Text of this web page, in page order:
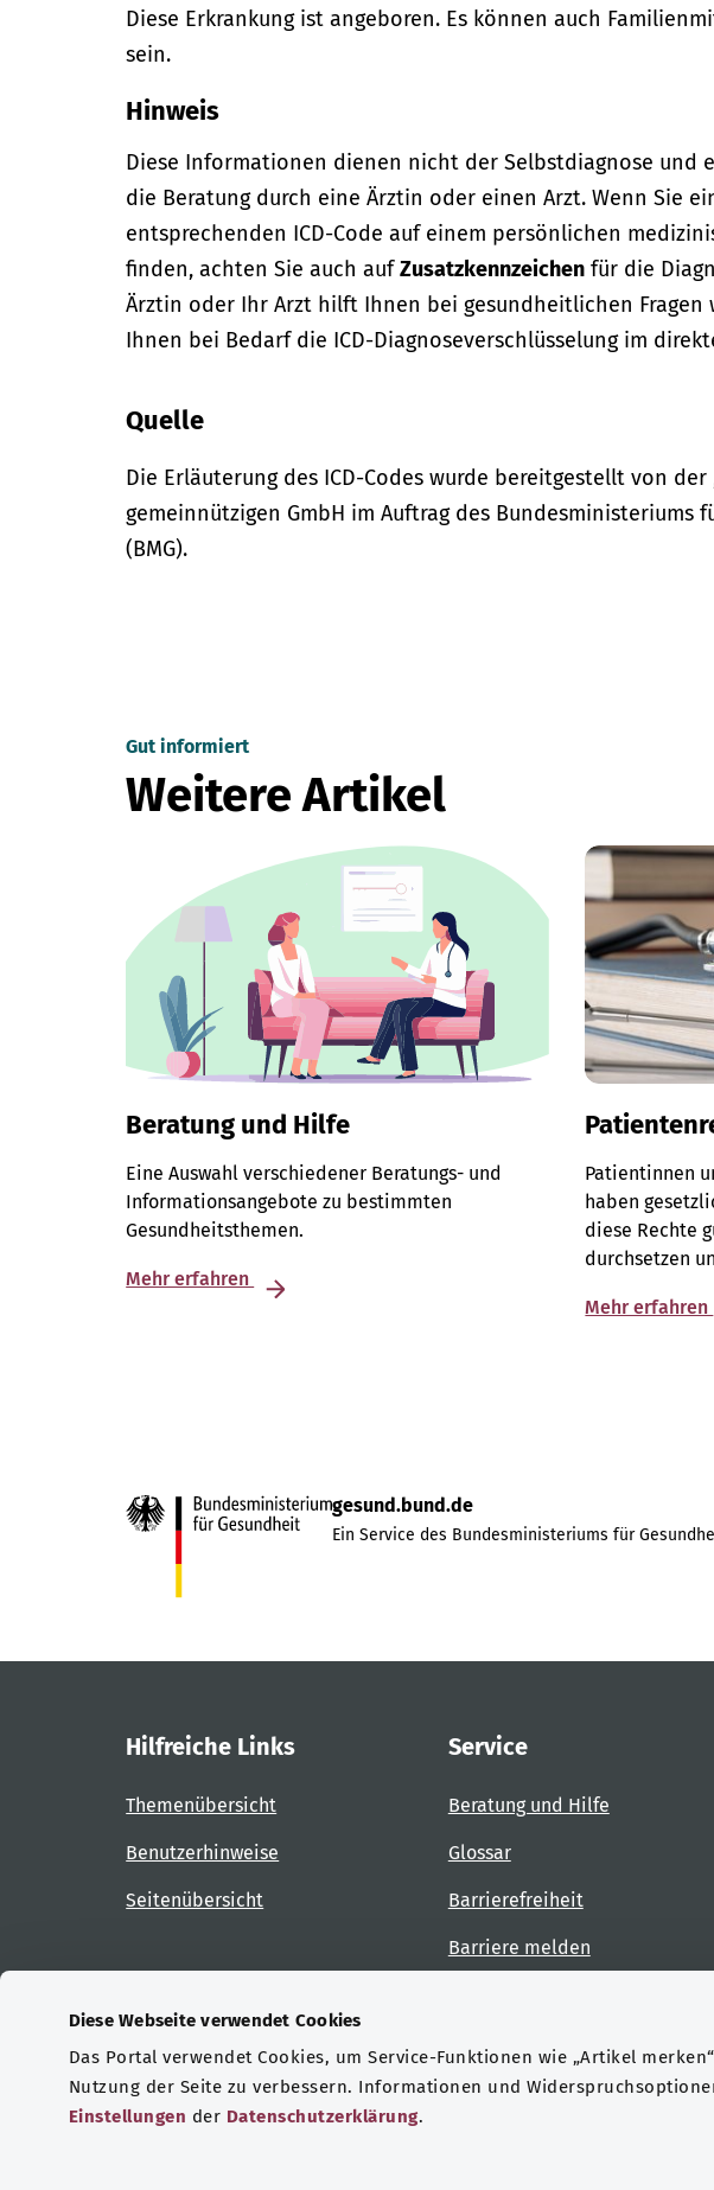
Diese Webseite verwendet Cookies
Das Portal verwendet Cookies, um Service-Funktionen wie „Artikel
Nutzung der Seite zu verbessern. Informationen und
Einstellungen der Datenschutzerklärung.
Diese Erkrankung ist angeboren. Es können auch
sein.
Hinweis
Diese Informationen dienen nicht der Selbstdiagnose und
die Beratung durch eine Ärztin oder einen Arzt. Wenn Sie
entsprechenden ICD-Code auf einem persönlichen
finden, achten Sie auch aufZusatzkennzeichen für die
Ärztin oder Ihr Arzt hilft Ihnen bei gesundheitlichen
Ihnen bei Bedarf die ICD-Diagnoseverschlüsselung im
Quelle
Die Erläuterung des ICD-Codes wurde bereitgestellt von der
gemeinnützigen GmbH im Auftrag des Bundesministeriums
(BMG).
Gut informiert
Weitere Artikel
Beratung und Hilfe
Eine Auswahl verschiedener Beratungs- und
Informationsangebote zu bestimmten
Gesundheitsthemen.
Mehr erfahren
Patientinnen
haben
diese Rechte
durchsetzen
Mehr erfahren
gesund.bund.de
Ein Service des Bundesministeriums für
Hilfreiche Links
Themenübersicht
Benutzerhinweise
Seitenübersicht
Service
Beratung und Hilfe
Glossar
Barrierefreiheit
Barriere melden
Zertifizierungen